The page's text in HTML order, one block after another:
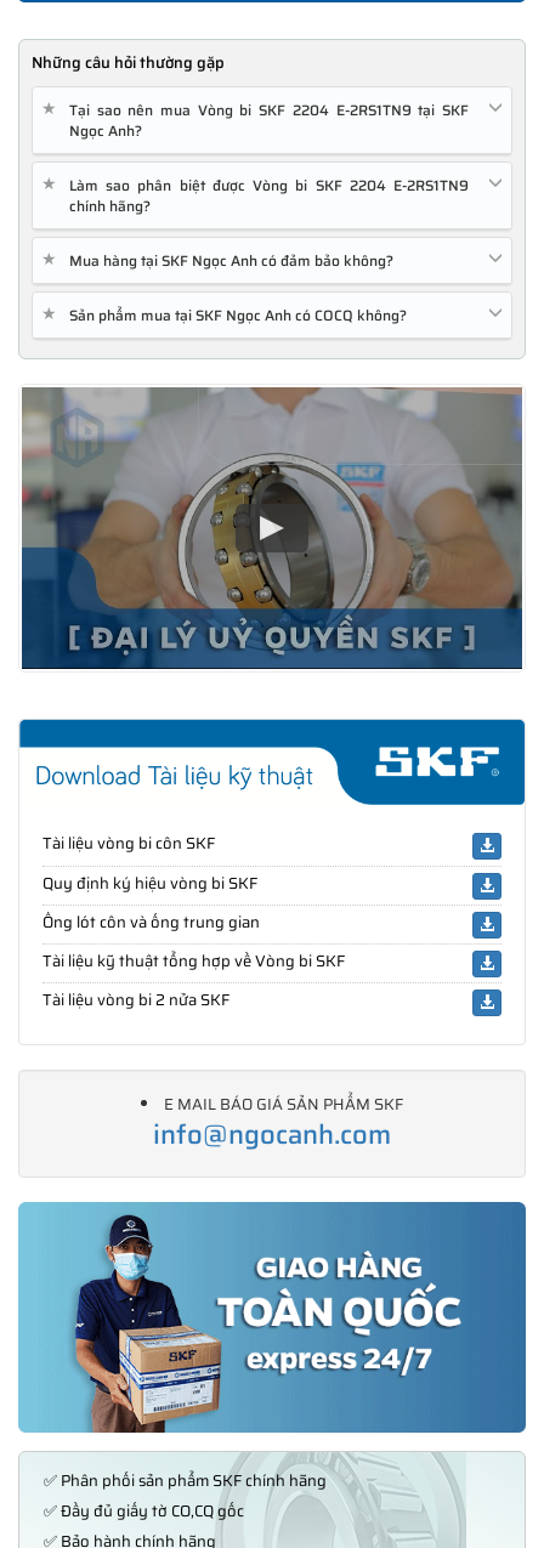
Những câu hỏi thường gặp
★
Tại sao nên mua Vòng bi SKF 2204 E-2RS1TN9 tại SKF
Ngọc Anh?
★
Làm sao phân biệt được Vòng bi SKF 2204 E-2RS1TN9
chính hãng?
★ Mua hàng tại SKF Ngọc Anh có đảm bảo không?
★ Sản phẩm mua tại SKF Ngọc Anh có COCQ không?
Tài liệu vòng bi côn SKF
Quy định ký hiệu vòng bi SKF
Ống lót côn và ống trung gian
Tài liệu kỹ thuật tổng hợp về Vòng bi SKF
Tài liệu vòng bi 2 nửa SKF
E MAIL BÁO GIÁ SẢN PHẨM SKF
info@ngocanh.com
✅ Phân phối sản phẩm SKF chính hãng
✅ Đầy đủ giấy tờ CO,CQ gốc
✅ Bảo hành chính hãng